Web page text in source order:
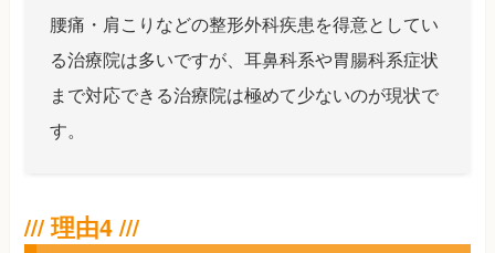
腰痛・肩こりなどの整形外科疾患を得意としてい
る治療院は多いですが、耳鼻科系や胃腸科系症状
まで対応できる治療院は極めて少ないのが現状で
す。